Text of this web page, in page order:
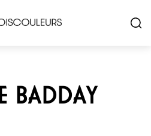
BADDAY